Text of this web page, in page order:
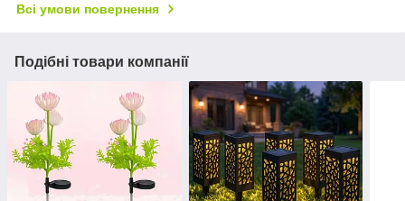
Всі умови повернення
Подібні товари компанії